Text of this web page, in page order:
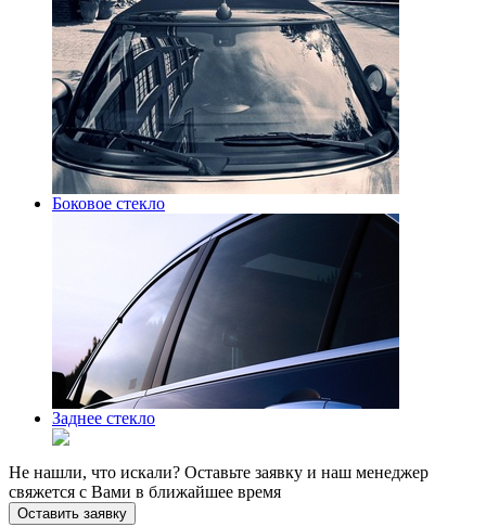
Боковое стекло
Заднее стекло
Не нашли, что искали? Оставьте заявку и наш менеджер
свяжется с Вами в ближайшее время
Оставить заявку